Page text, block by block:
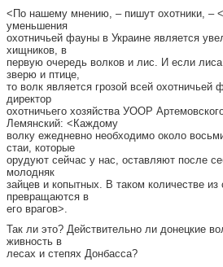
<По нашему мнению, – пишут охотники, –
уменьшения
охотничьей фауны в Украине является
хищников, в
первую очередь волков и лис. И если
зверю и птице,
то волк является грозой всей
директор
охотничьего хозяйства УООР
Лемянский: <Каждому
волку ежедневно необходимо около
стаи, которые
орудуют сейчас у нас, оставляют после
молодняк
зайцев и копытных. В таком количестве из
превращаются в
его врагов>.
Так ли это? Действительно ли донецкие
живность в
лесах и степях Донбасса?